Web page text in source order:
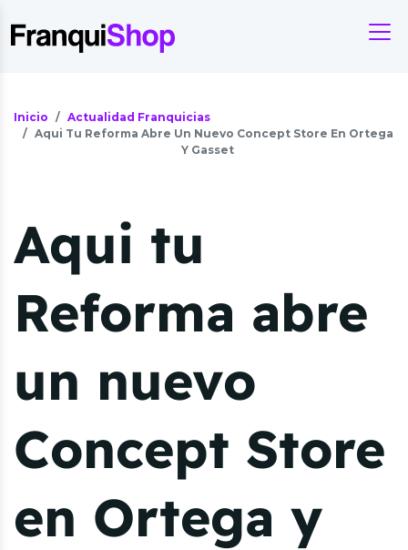
Inicio
Actualidad Franquicias
Aqui Tu Reforma Abre Un Nuevo Concept Store En Ortega
Y Gasset
Aqui tu
Reforma abre
un nuevo
Concept Store
en Ortega y